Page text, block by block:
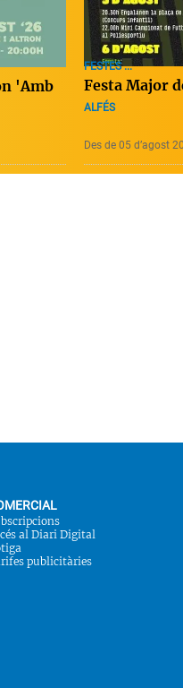
'Amb
FESTES ...
Festa Major
ALFÉS
Des de 05 d’agost
al Diari Digital
publicitàries